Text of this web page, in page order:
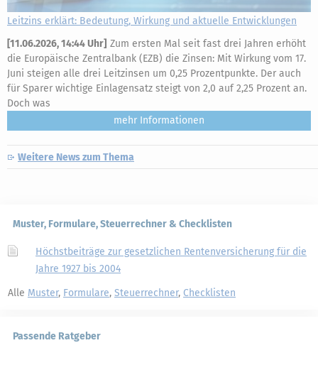
Leitzins erklärt: Bedeutung, Wirkung und aktuelle Entwicklungen
[11.06.2026, 14:44 Uhr] Zum ersten Mal seit fast drei Jahren erhöht
die Europäische Zentralbank (EZB) die Zinsen: Mit Wirkung vom 17.
Juni steigen alle drei Leitzinsen um 0,25 Prozentpunkte. Der auch
für Sparer wichtige Einlagensatz steigt von 2,0 auf 2,25 Prozent an.
Doch was
mehr
Weitere News zum Thema
Muster, Formulare, Steuerrechner & Checklisten
Höchstbeiträge zur gesetzlichen Rentenversicherung für die
Jahre 1927 bis 2004
Alle Muster, Formulare, Steuerrechner, Checklisten
Passende Ratgeber